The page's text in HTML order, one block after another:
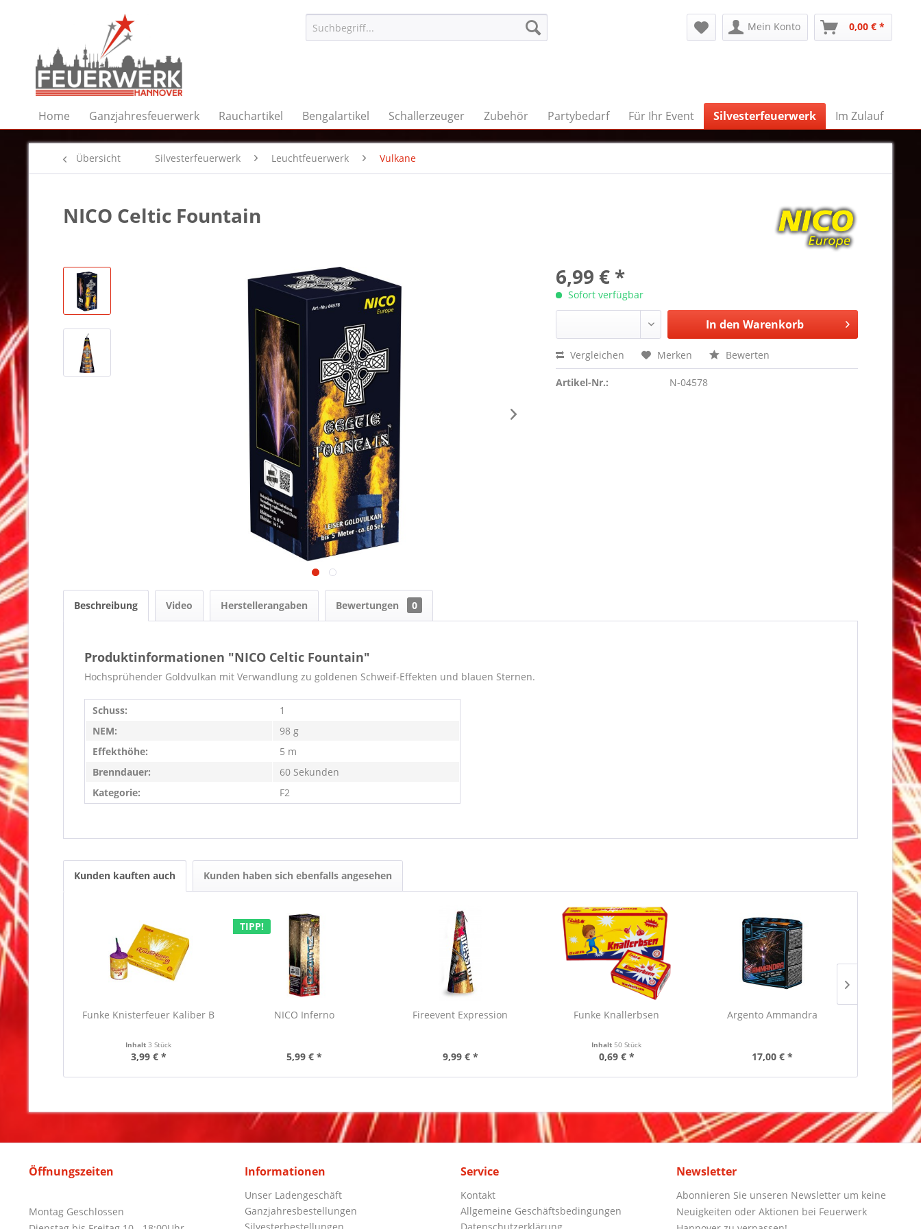
Mein Konto 0,00 € *
Home Ganzjahresfeuerwerk Rauchartikel Bengalartikel Schallerzeuger Zubehör Partybedarf Für Ihr Event Silvesterfeuerwerk Im Zulauf
Übersicht Silvesterfeuerwerk Leuchtfeuerwerk Vulkane
NICO Celtic Fountain
6,99 € *
Sofort verfügbar
In den Warenkorb
Vergleichen Merken Bewerten
Artikel-Nr.: N-04578
Beschreibung Video Herstellerangaben Bewertungen 0
Produktinformationen "NICO Celtic Fountain"
Hochsprühender Goldvulkan mit Verwandlung zu goldenen Schweif-Effekten und blauen Sternen.
Schuss:
1
NEM:
98 g
Effekthöhe:
5 m
Brenndauer:
60 Sekunden
Kategorie:
F2
Kunden kauften auch Kunden haben sich ebenfalls angesehen
Funke Knisterfeuer Kaliber B
Inhalt3 Stück
3,99 € *
TIPP!
NICO Inferno
5,99 € *
Fireevent Expression
9,99 € *
Funke Knallerbsen
Inhalt50 Stück
0,69 € *
Argento Ammandra
17,00 € *
Funke
Öffnungszeiten
Montag Geschlossen
Informationen
Unser Ladengeschäft
Ganzjahresbestellungen
Service
Kontakt
Allgemeine Geschäftsbedingungen
Newsletter
Abonnieren Sie unseren Newsletter um keine
Neuigkeiten oder Aktionen bei Feuerwerk